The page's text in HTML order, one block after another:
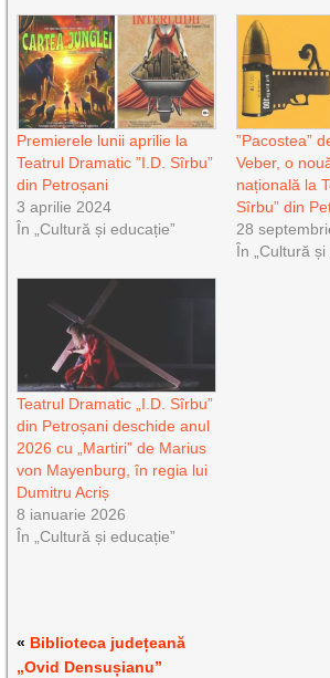
Premierele lunii aprilie la
Teatrul Dramatic ”I.D. Sîrbu”
din Petroșani
3 aprilie 2024
În „Cultură și educație”
”Pacostea”
Veber, o
națională la
Sîrbu” din
28
În „Cultură și
Teatrul Dramatic „I.D. Sîrbu”
din Petroșani deschide anul
2026 cu „Martiri” de Marius
von Mayenburg, în regia lui
Dumitru Acriș
8 ianuarie 2026
În „Cultură și educație”
« Biblioteca județeană
„Ovid Densușianu”